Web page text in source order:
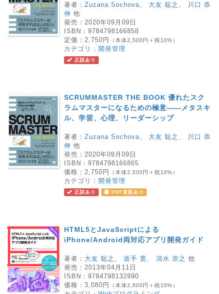
著者： Zuzana Sochova 大友 聡之
川口 恭
伸 他
発売： 2020年09月09日
ISBN： 9784798166858
定価： 2,750円 （本体2,500円＋税10%）
カテゴリ： 開発管理
正誤あり
SCRUMMASTER THE BOOK 優れたスク
ラムマスターになるための極意――メタスキ
ル、学習、心理、リーダーシップ
著者： Zuzana Sochova 大友 聡之
川口 恭
伸 他
発売： 2020年09月09日
ISBN： 9784798166865
価格： 2,750円 （本体2,500円＋税10%）
カテゴリ： 開発管理
正誤あり PDF直販あり
HTML5とJavaScriptによる
iPhone/Android両対応アプリ開発ガイド
著者： 大友 聡之 坂手 寛 清水 崇之 他
発売： 2013年04月11日
ISBN： 9784798132990
価格： 3,080円 （本体2,800円＋税10%）